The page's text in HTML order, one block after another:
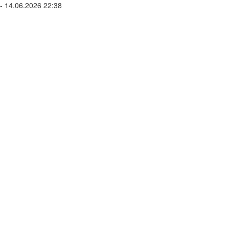
- 14.06.2026 22:38